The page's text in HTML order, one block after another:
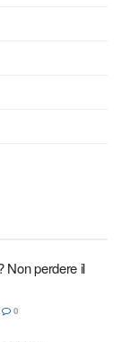
Non perdere il
0